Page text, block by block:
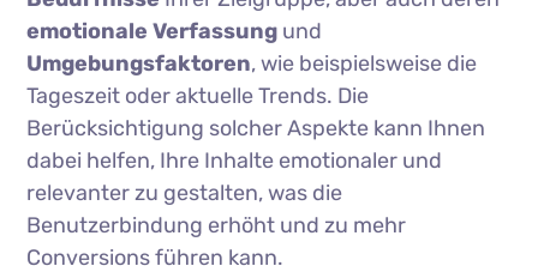
emotionale Verfassung und
Umgebungsfaktoren, wie beispielsweise die
Tageszeit oder aktuelle Trends. Die
Berücksichtigung solcher Aspekte kann Ihnen
dabei helfen, Ihre Inhalte emotionaler und
relevanter zu gestalten, was die
Benutzerbindung erhöht und zu mehr
Conversions führen kann.